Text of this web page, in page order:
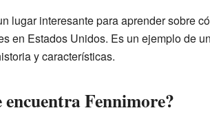
lugar interesante para aprender sobre
en Estados Unidos. Es un ejemplo de
y características.
encuentra Fennimore?